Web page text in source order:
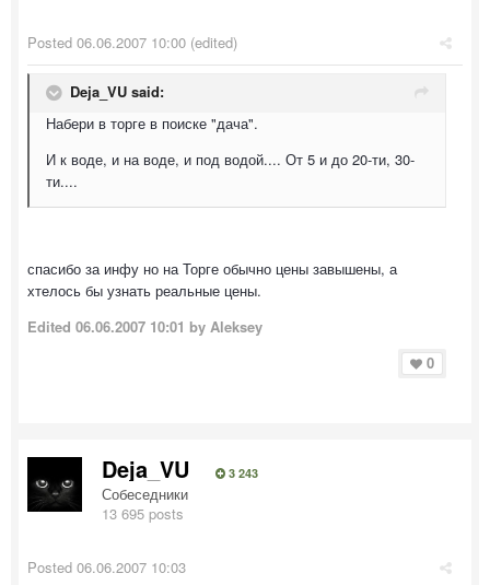
Posted 06.06.2007 10:00 (edited)
Deja_VU said:
Набери в торге в поиске "дача".
И к воде, и на воде, и под водой.... От 5 и до 20-ти, 30-
ти....
спасибо за инфу но на Торге обычно цены завышены, а
хтелось бы узнать реальные цены.
Edited 06.06.2007 10:01 by Aleksey
0
Deja_VU 3 243
Собеседники
13 695 posts
Posted 06.06.2007 10:03